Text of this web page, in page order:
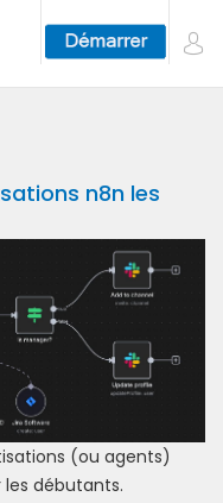
n8n les
(ou agents)
débutants.